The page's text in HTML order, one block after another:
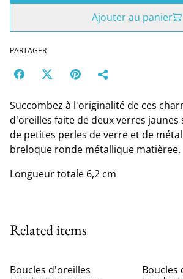
Ajouter au panier
PARTAGER
Succombez à l'originalité de ces
d'oreilles faite de deux verres
de petites perles de verre et de
breloque ronde métallique matièree.
Longueur totale 6,2 cm
Related items
Boucles d'oreilles
Boucles